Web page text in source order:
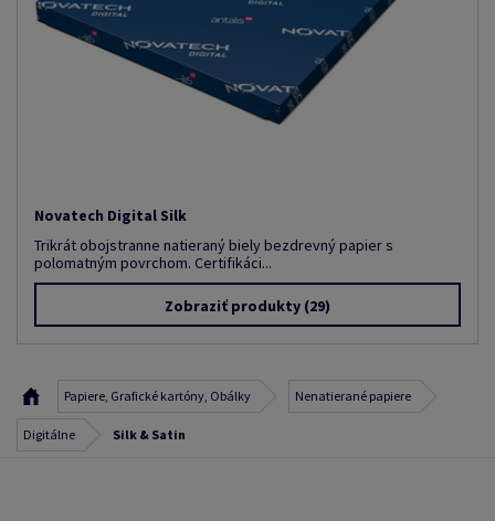
Novatech Digital Silk
Trikrát obojstranne natieraný biely bezdrevný papier s
polomatným povrchom. Certifikáci...
Zobraziť produkty (29)
Papiere, Grafické kartóny, Obálky Nenatierané papiere
Digitálne Silk & Satin